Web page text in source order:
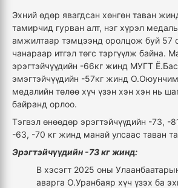
Эхний өдөр явагдсан хөнгөн таван
тамирчид гурван алт, нэг хүрэл
амжилтаар тэмцээнд оролцож буй 57
чанараар итгэл төгс тэргүүлж байна.
эрэгтэйчүүдийн -66кг жинд МУГТ
эмэгтэйчүүдийн -57кг жинд
медалийн төлөө хүч үзэн хэн хэн нь
байранд орлоо.
Тэгвэл өнөөдөр эрэгтэйчүүдийн -73, -
-63, -70 кг жинд манай улсаас таван
Эрэгтэйчүүдийн -73 кг жинд:
В хэсэгт 2025 оны
аварга О.Уранбаяр хүч үзэх ба